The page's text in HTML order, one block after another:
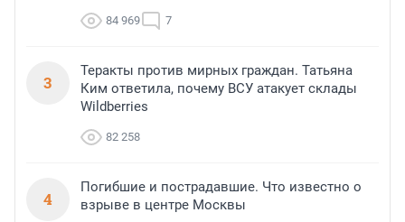
84 969 7
3
Теракты против мирных граждан. Татьяна
Ким ответила, почему ВСУ атакует склады
Wildberries
82 258
4
Погибшие и пострадавшие. Что известно о
взрыве в центре Москвы